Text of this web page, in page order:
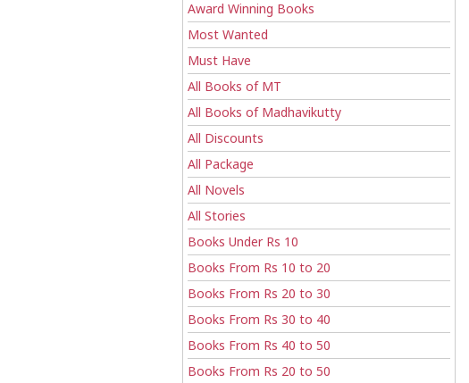
Award Winning Books
Most Wanted
Must Have
All Books of MT
All Books of Madhavikutty
All Discounts
All Package
All Novels
All Stories
Books Under Rs 10
Books From Rs 10 to 20
Books From Rs 20 to 30
Books From Rs 30 to 40
Books From Rs 40 to 50
Books From Rs 20 to 50